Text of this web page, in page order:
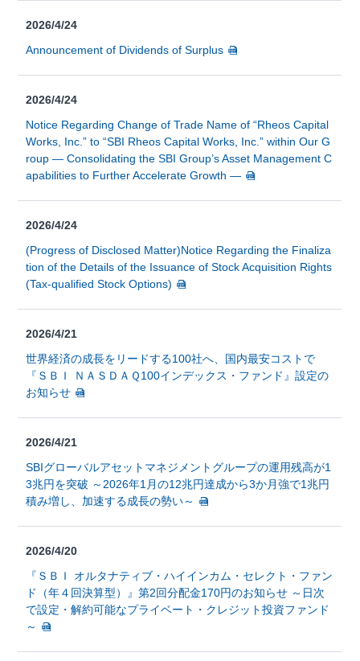
2026/4/24
Announcement of Dividends of Surplus
2026/4/24
Notice Regarding Change of Trade Name of “Rheos Capital
Works, Inc.” to “SBI Rheos Capital Works, Inc.” within Our G
roup — Consolidating the SBI Group’s Asset Management C
apabilities to Further Accelerate Growth —
2026/4/24
(Progress of Disclosed Matter)Notice Regarding the Finaliza
tion of the Details of the Issuance of Stock Acquisition Rights
(Tax-qualified Stock Options)
2026/4/21
世界経済の成長をリードする100社へ、国内最安コストで
『ＳＢＩ ＮＡＳＤＡＱ100インデックス・ファンド』設定の
お知らせ
2026/4/21
SBIグローバルアセットマネジメントグループの運用残高が1
3兆円を突破 ～2026年1月の12兆円達成から3か月強で1兆円
積み増し、加速する成長の勢い～
2026/4/20
『ＳＢＩ オルタナティブ・ハイインカム・セレクト・ファン
ド（年４回決算型）』第2回分配金170円のお知らせ ～日次
で設定・解約可能なプライベート・クレジット投資ファンド
～